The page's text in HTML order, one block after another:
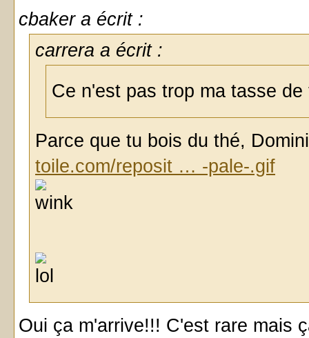
cbaker a écrit :
carrera a écrit :
Ce n'est pas trop ma tasse
Parce que tu bois du thé,
toile.com/reposit … -pale-.gif
Oui ça m'arrive!!! C'est rare mais